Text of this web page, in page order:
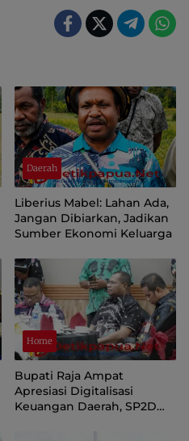
Daerah
Liberius Mabel: Lahan Ada,
Jangan Dibiarkan, Jadikan
Sumber Ekonomi Keluarga
Home
Bupati Raja Ampat
Apresiasi Digitalisasi
Keuangan Daerah, SP2D